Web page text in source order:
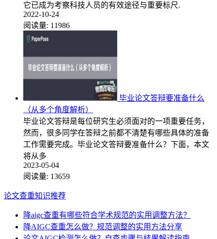
它已成为考察科技人员的有效途径与重要标尺.
2022-10-24
阅读量: 11986
毕业论文答辩要准备什么
（从多个角度解析）
毕业论文答辩是每位研究生必须面对的一项重要任务，
然而，很多同学在答辩之前都不清楚有哪些具体的准备
工作需要完成。毕业论文答辩要准备什么？下面，本文
将从多
2023-05-04
阅读量: 13659
论文查重知识推荐
降aigc查重有哪些符合学术规范的实用调整方法？
降AIGC查重怎么做？规范调整的实用方法分享